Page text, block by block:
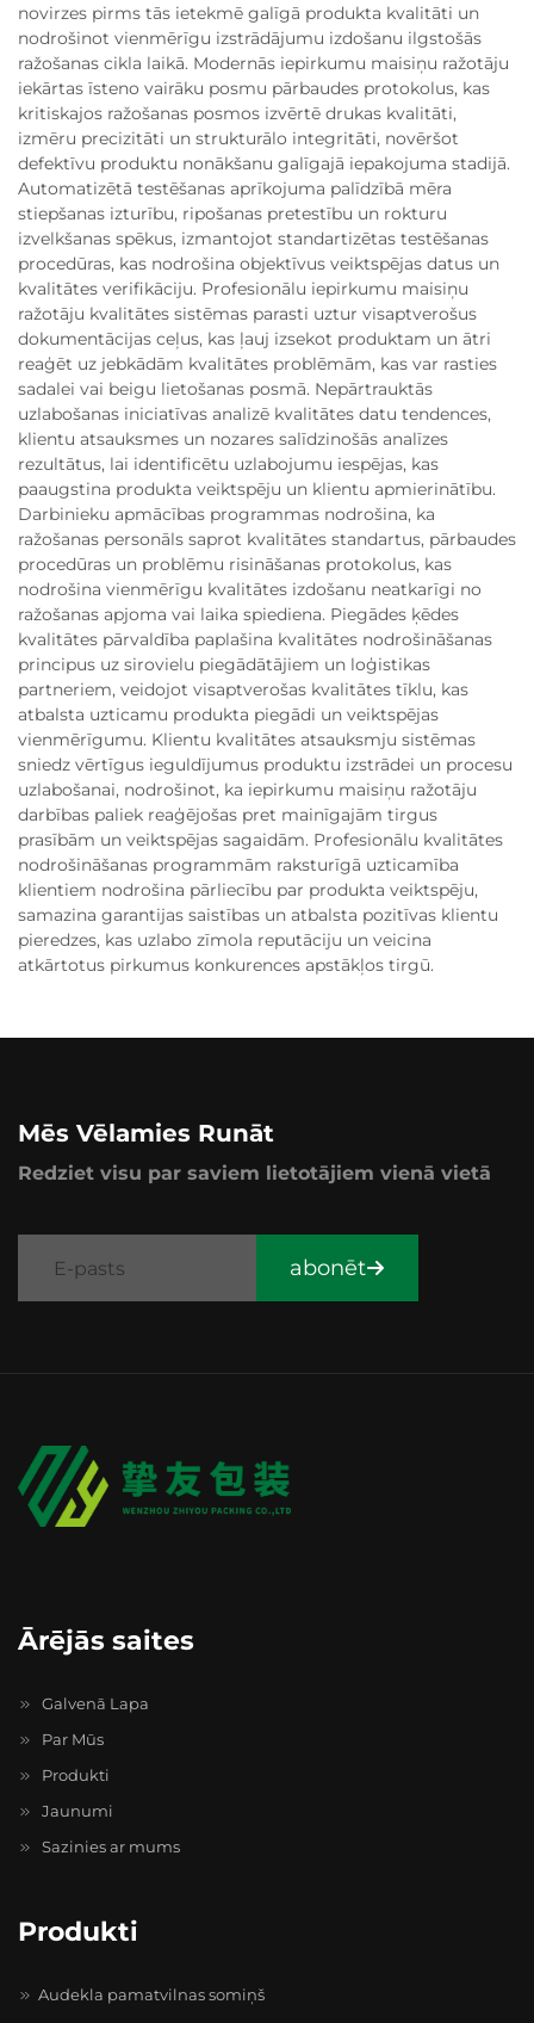
novirzes pirms tās ietekmē galīgā produkta kvalitāti un
nodrošinot vienmērīgu izstrādājumu izdošanu ilgstošās
ražošanas cikla laikā. Modernās iepirkumu maisiņu ražotāju
iekārtas īsteno vairāku posmu pārbaudes protokolus, kas
kritiskajos ražošanas posmos izvērtē drukas kvalitāti,
izmēru precizitāti un strukturālo integritāti, novēršot
defektīvu produktu nonākšanu galīgajā iepakojuma stadijā.
Automatizētā testēšanas aprīkojuma palīdzībā mēra
stiepšanas izturību, ripošanas pretestību un rokturu
izvelkšanas spēkus, izmantojot standartizētas testēšanas
procedūras, kas nodrošina objektīvus veiktspējas datus un
kvalitātes verifikāciju. Profesionālu iepirkumu maisiņu
ražotāju kvalitātes sistēmas parasti uztur visaptverošus
dokumentācijas ceļus, kas ļauj izsekot produktam un ātri
reaģēt uz jebkādām kvalitātes problēmām, kas var rasties
sadalei vai beigu lietošanas posmā. Nepārtrauktās
uzlabošanas iniciatīvas analizē kvalitātes datu tendences,
klientu atsauksmes un nozares salīdzinošās analīzes
rezultātus, lai identificētu uzlabojumu iespējas, kas
paaugstina produkta veiktspēju un klientu apmierinātību.
Darbinieku apmācības programmas nodrošina, ka
ražošanas personāls saprot kvalitātes standartus, pārbaudes
procedūras un problēmu risināšanas protokolus, kas
nodrošina vienmērīgu kvalitātes izdošanu neatkarīgi no
ražošanas apjoma vai laika spiediena. Piegādes ķēdes
kvalitātes pārvaldība paplašina kvalitātes nodrošināšanas
principus uz sirovielu piegādātājiem un loģistikas
partneriem, veidojot visaptverošas kvalitātes tīklu, kas
atbalsta uzticamu produkta piegādi un veiktspējas
vienmērīgumu. Klientu kvalitātes atsauksmju sistēmas
sniedz vērtīgus ieguldījumus produktu izstrādei un procesu
uzlabošanai, nodrošinot, ka iepirkumu maisiņu ražotāju
darbības paliek reaģējošas pret mainīgajām tirgus
prasībām un veiktspējas sagaidām. Profesionālu kvalitātes
nodrošināšanas programmām raksturīgā uzticamība
klientiem nodrošina pārliecību par produkta veiktspēju,
samazina garantijas saistības un atbalsta pozitīvas klientu
pieredzes, kas uzlabo zīmola reputāciju un veicina
atkārtotus pirkumus konkurences apstākļos tirgū.
Mēs Vēlamies Runāt
Redziet visu par saviem lietotājiem vienā vietā
abonēt
Ārējās saites
Galvenā Lapa
Par Mūs
Produkti
Jaunumi
Sazinies ar mums
Produkti
Audekla pamatvilnas somiņš